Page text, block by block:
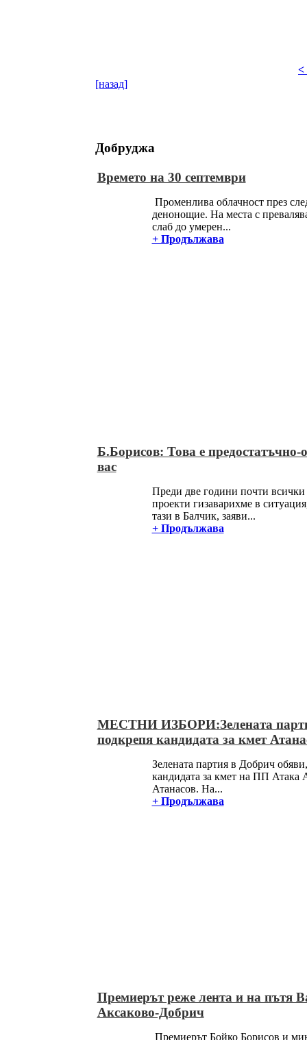
<
[назад]
Добруджа
Времето на 30 септември
Променлива облачност през
денонощие. На места с
слаб до умерен...
+ Продължава
Б.Борисов: Това е предостатъчно-
вас
Преди две години почти всички
проекти гизаварихме в
тази в Балчик, заяви...
+ Продължава
МЕСТНИ ИЗБОРИ:Зелената
подкрепя кандидата за кмет
Зелената партия в Добрич
кандидата за кмет на ПП Атака
Атанасов. На...
+ Продължава
Премиерът реже лента и на пътя
Аксаково-Добрич
Премиерът Бойко Борисов и